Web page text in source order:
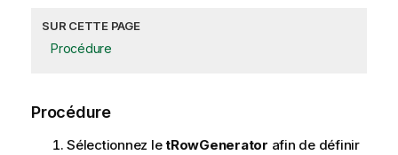
SUR CETTE PAGE
Procédure
Procédure
Sélectionnez letRowGenerator afin de définir